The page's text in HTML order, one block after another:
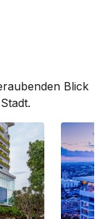
Blick